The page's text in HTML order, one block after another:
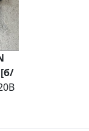
[б/